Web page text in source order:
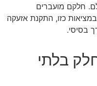
חלקם מועברים
כזו, התקנת אזעקה
בסיסי.
בלתי